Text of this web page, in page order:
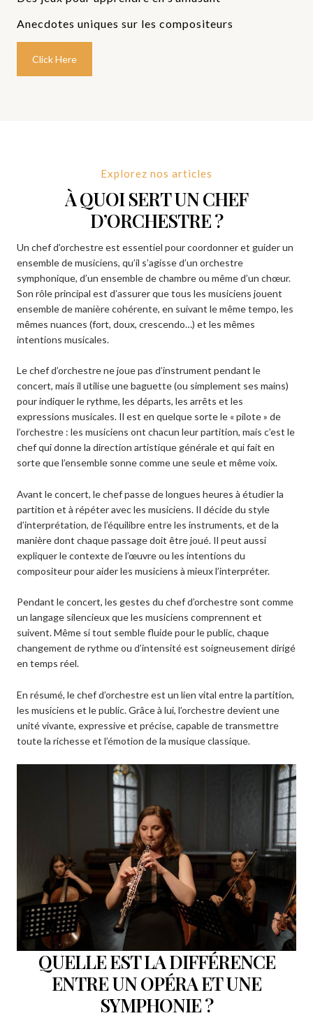
Anecdotes uniques sur les compositeurs
Click Here
Explorez nos articles
À QUOI SERT UN CHEF
D’ORCHESTRE ?
Un chef d’orchestre est essentiel pour coordonner et guider un
ensemble de musiciens, qu’il s’agisse d’un orchestre
symphonique, d’un ensemble de chambre ou même d’un chœur.
Son rôle principal est d’assurer que tous les musiciens jouent
ensemble de manière cohérente, en suivant le même tempo, les
mêmes nuances (fort, doux, crescendo…) et les mêmes
intentions musicales.
Le chef d’orchestre ne joue pas d’instrument pendant le
concert, mais il utilise une baguette (ou simplement ses mains)
pour indiquer le rythme, les départs, les arrêts et les
expressions musicales. Il est en quelque sorte le « pilote » de
l’orchestre : les musiciens ont chacun leur partition, mais c’est le
chef qui donne la direction artistique générale et qui fait en
sorte que l’ensemble sonne comme une seule et même voix.
Avant le concert, le chef passe de longues heures à étudier la
partition et à répéter avec les musiciens. Il décide du style
d’interprétation, de l’équilibre entre les instruments, et de la
manière dont chaque passage doit être joué. Il peut aussi
expliquer le contexte de l’œuvre ou les intentions du
compositeur pour aider les musiciens à mieux l’interpréter.
Pendant le concert, les gestes du chef d’orchestre sont comme
un langage silencieux que les musiciens comprennent et
suivent. Même si tout semble fluide pour le public, chaque
changement de rythme ou d’intensité est soigneusement dirigé
en temps réel.
En résumé, le chef d’orchestre est un lien vital entre la partition,
les musiciens et le public. Grâce à lui, l’orchestre devient une
unité vivante, expressive et précise, capable de transmettre
toute la richesse et l’émotion de la musique classique.
QUELLE EST LA DIFFÉRENCE
ENTRE UN OPÉRA ET UNE
SYMPHONIE ?